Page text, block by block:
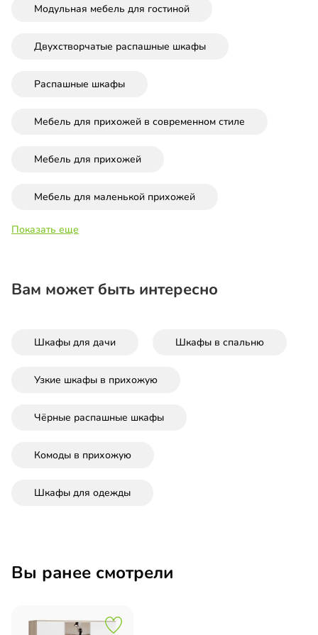
Модульная мебель для гостиной
Двухстворчатые распашные шкафы
Распашные шкафы
Мебель для прихожей в современном стиле
Мебель для прихожей
Мебель для маленькой прихожей
Показать еще
Вам может быть интересно
Шкафы для дачи Шкафы в спальню
Узкие шкафы в прихожую
Чёрные распашные шкафы
Комоды в прихожую
Шкафы для одежды
Вы ранее смотрели